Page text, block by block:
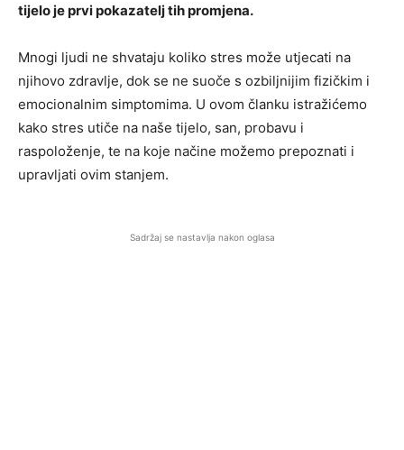
tijelo je prvi pokazatelj tih promjena.
Mnogi ljudi ne shvataju koliko stres može utjecati na
njihovo zdravlje, dok se ne suoče s ozbiljnijim fizičkim i
emocionalnim simptomima. U ovom članku istražićemo
kako stres utiče na naše tijelo, san, probavu i
raspoloženje, te na koje načine možemo prepoznati i
upravljati ovim stanjem.
Sadržaj se nastavlja nakon oglasa